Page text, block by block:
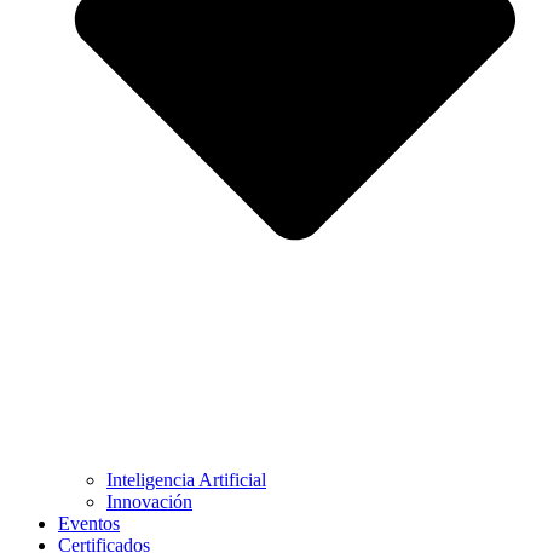
Inteligencia Artificial
Innovación
Eventos
Certificados